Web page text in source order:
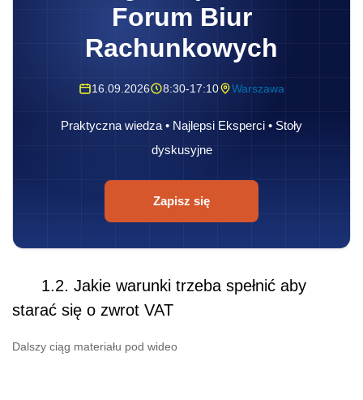
Forum Biur
Rachunkowych
16.09.2026 8:30-17:10 Warszawa
Praktyczna wiedza • Najlepsi Eksperci • Stoły
dyskusyjne
Zapisz się
1.2. Jakie warunki trzeba spełnić aby
starać się o zwrot VAT
Dalszy ciąg materiału pod wideo